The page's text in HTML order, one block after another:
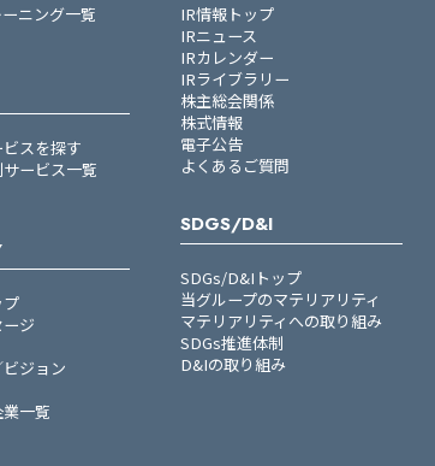
ニング一覧
スを探す
ービス一覧
ジ
ジョン
一覧
IR情報トップ
IRニュース
IRカレンダー
IRライブラリー
株主総会関係
株式情報
電子公告
よくあるご質問
SDGS/D&I
SDGs/D&Iトップ
当グループのマテリアリティ
マテリアリティへの取り組み
SDGs推進体制
D&Iの取り組み